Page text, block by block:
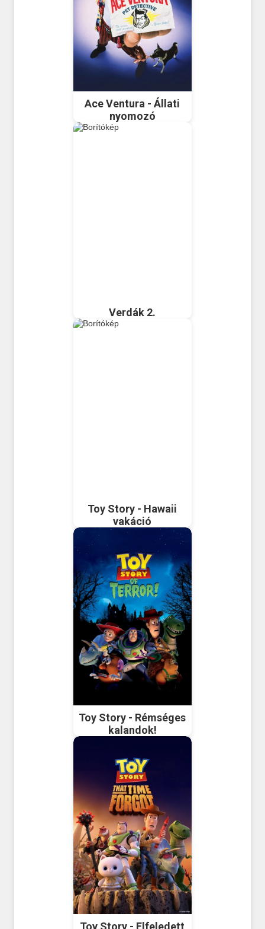
Ace Ventura - Állati
nyomozó
Verdák 2.
Toy Story - Hawaii
vakáció
Toy Story - Rémséges
kalandok!
Toy Story - Elfeledett